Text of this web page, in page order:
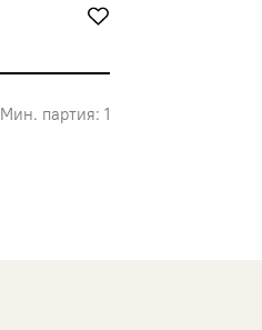
Мин. партия: 1